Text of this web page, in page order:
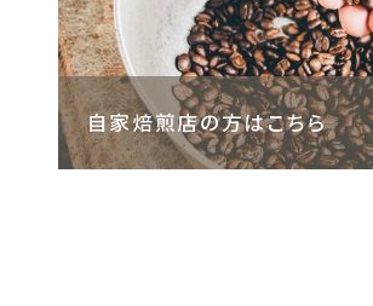
自家焙煎店の方はこちら